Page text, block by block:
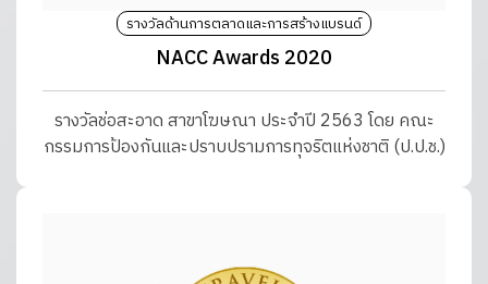
รางวัลด้านการตลาดและการสร้างแบรนด์
NACC Awards 2020
รางวัลช่อสะอาด สาขาโฆษณา ประจำปี 2563 โดย คณะ
กรรมการป้องกันและปราบปรามการทุจริตแห่งชาติ (ป.ป.ช.)